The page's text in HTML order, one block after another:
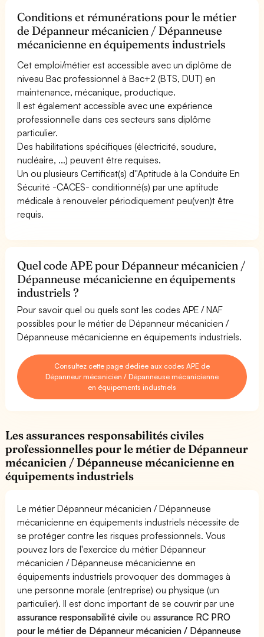
Conditions et rémunérations pour le métier
de Dépanneur mécanicien / Dépanneuse
mécanicienne en équipements industriels
Cet emploi/métier est accessible avec un diplôme de
niveau Bac professionnel à Bac+2 (BTS, DUT) en
maintenance, mécanique, productique.
Il est également accessible avec une expérience
professionnelle dans ces secteurs sans diplôme
particulier.
Des habilitations spécifiques (électricité, soudure,
nucléaire, ...) peuvent être requises.
Un ou plusieurs Certificat(s) d''Aptitude à la Conduite En
Sécurité -CACES- conditionné(s) par une aptitude
médicale à renouveler périodiquement peu(ven)t être
requis.
Quel code APE pour Dépanneur mécanicien /
Dépanneuse mécanicienne en équipements
industriels ?
Pour savoir quel ou quels sont les codes APE / NAF
possibles pour le métier de Dépanneur mécanicien /
Dépanneuse mécanicienne en équipements industriels.
Consultez cette page dédiée aux codes APE de
Dépanneur mécanicien / Dépanneuse mécanicienne
en équipements industriels
Les assurances responsabilités civiles
professionnelles pour le métier de Dépanneur
mécanicien / Dépanneuse mécanicienne en
équipements industriels
Le métier Dépanneur mécanicien / Dépanneuse
mécanicienne en équipements industriels nécessite de
se protéger contre les risques professionnels. Vous
pouvez lors de l'exercice du métier Dépanneur
mécanicien / Dépanneuse mécanicienne en
équipements industriels provoquer des dommages à
une personne morale (entreprise) ou physique (un
particulier). Il est donc important de se couvrir par une
assurance responsabilité civile ouassurance RC PRO
pour le métier de Dépanneur mécanicien / Dépanneuse